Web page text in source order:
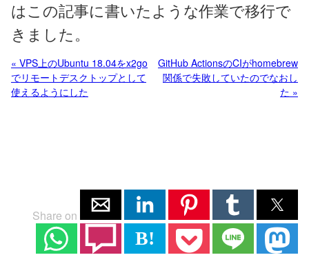
はこの記事に書いたような作業で移行で
きました。
« VPS上のUbuntu 18.04をx2go
でリモートデスクトップとして
使えるようにした
GitHub ActionsのCIがhomebrew
関係で失敗していたのでなおし
た »
Share on
B!